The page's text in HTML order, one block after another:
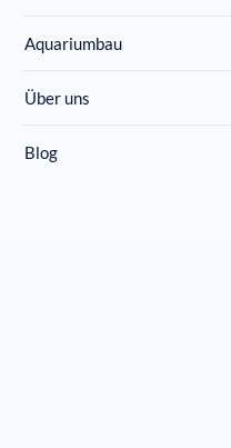
Aquariumbau
Über uns
Blog